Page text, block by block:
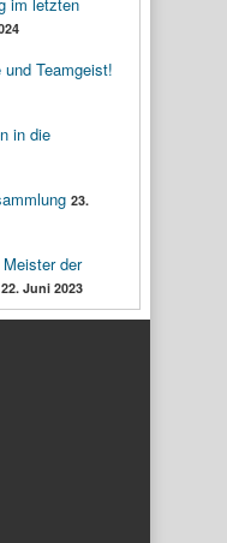
Teamgeist!
in die
23.
der
22. Juni 2023